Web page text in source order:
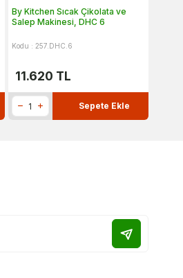
By Kitchen Sıcak Çikolata ve
Salep Makinesi, DHC 6
Kodu : 257.DHC.6
11.620 TL
Sepete Ekle